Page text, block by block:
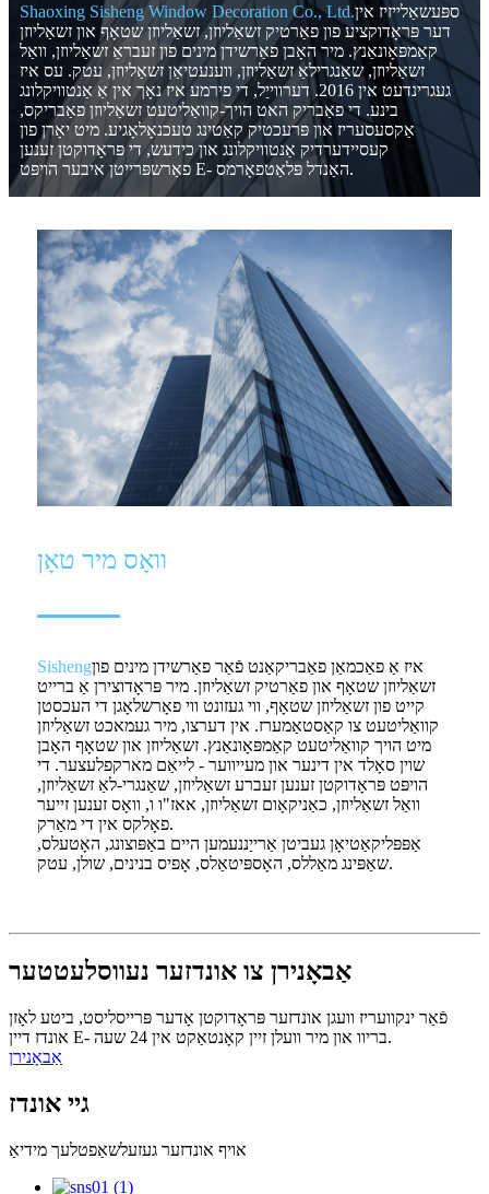
Shaoxing Sisheng Window Decoration Co., Ltd.ספּעשאַלייזיז אין
דער פּראָדוקציע פון ​​פאַרטיק זשאַליוזן, זשאַליוזן שטאָף און זשאַליוזן
קאַמפּאָונאַנץ. מיר האָבן פאַרשידן מינים פון זעבראַ זשאַליוזן, וואַל
זשאַליוזן, שאַנגרילאַ זשאַליוזן, ווענעטיאַן זשאַליוזן, עטק. עס איז
געגרינדעט אין 2016. דערווייַל, די פירמע איז נאָך אין אַ אַנטוויקלונג
בינע. די פאַבריק האט הויך-קוואַליטעט זשאַליוזן פאַבריקס,
אַקסעסעריז און פּרעכטיק קאַטינג טעכנאָלאָגיע. מיט יאָרן פון
קעסיידערדיק אַנטוויקלונג און כידעש, די פּראָדוקטן זענען
פאַרשפּרייטן איבער הויפּט E- האַנדל פּלאַטפאָרמס.
וואָס מיר טאָן
Sishengאיז אַ פאַכמאַן פאַבריקאַנט פֿאַר פאַרשידן מינים פון
זשאַליוזן שטאָף און פאַרטיק זשאַליוזן. מיר פּראָדוצירן אַ ברייט
קייט פון זשאַליוזן שטאָף, ווי געזונט ווי פאָרשלאָגן די העכסטן
קוואַליטעט צו קאַסטאַמערז. אין דערצו, מיר געמאכט זשאַליוזן
מיט הויך קוואַליטעט קאַמפּאָונאַנץ. זשאַליוזן און שטאָף האָבן
שוין סאָלד אין דינער און מעייווער - לייאַם מארקפלעצער. די
הויפּט פּראָדוקטן זענען זעברע זשאַליוזן, שאַנגרי-לאַ זשאַליוזן,
וואַל זשאַליוזן, כאַניקאָום זשאַליוזן, אאז"ו ו, וואָס זענען זייער
פאָלקס אין די מאַרק.
אַפּפּליקאַטיאָן געביטן אַרייַננעמען היים באַפּוצונג, האָטעלס,
שאַפּינג מאַללס, האָספּיטאַלס, אָפיס בנינים, שולן, עטק.
אַבאָנירן צו אונדזער נעווסלעטטער
פֿאַר ינקוועריז וועגן אונדזער פּראָדוקטן אָדער פּרייסליסט, ביטע לאָזן
אונדז דיין E- בריוו און מיר וועלן זיין קאָנטאַקט אין 24 שעה.
אַבאָנירן
גיי אונדז
אויף אונדזער געזעלשאַפטלעך מידיאַ